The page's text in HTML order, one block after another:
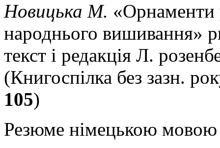
Новицька М. «Орнаменти
народнього вишивання»
текст і редакція Л.
(Книгоспілка без зазн.
105)
Резюме німецькою